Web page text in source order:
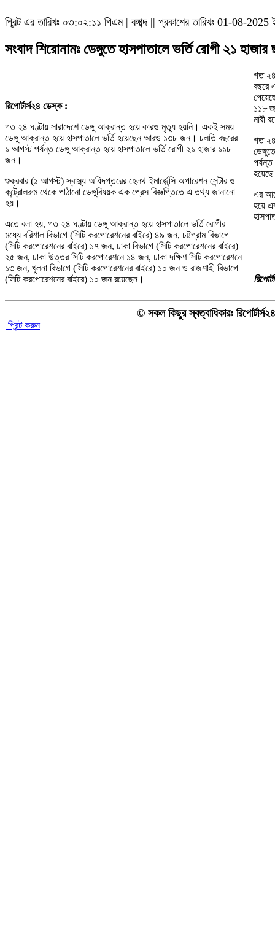
প্রিন্ট এর তারিখঃ ০৩:০২:১১ পিএম| বঙ্গাব্দ || প্রকাশের তারিখঃ 01-08-2025
সংবাদ শিরোনামঃ ডেঙ্গুতে হাসপাতালে ভর্তি রোগী ২১ হাজার
রিপোর্টার্স২৪ ডেস্ক :
গত ২৪ ঘণ্টায় সারাদেশে ডেঙ্গু আক্রান্ত হয়ে কারও মৃত্যু হয়নি। একই সময়
ডেঙ্গু আক্রান্ত হয়ে হাসপাতালে ভর্তি হয়েছেন আরও ১৩৮ জন। চলতি বছরের
১ আগস্ট পর্যন্ত ডেঙ্গু আক্রান্ত হয়ে হাসপাতালে ভর্তি রোগী ২১ হাজার ১১৮
জন।
শুক্রবার (১ আগস্ট) স্বাস্থ্য অধিদপ্তরের হেলথ ইমার্জেন্সি অপারেশন সেন্টার ও
কন্ট্রোলরুম থেকে পাঠানো ডেঙ্গুবিষয়ক এক প্রেস বিজ্ঞপ্তিতে এ তথ্য জানানো
হয়।
এতে বলা হয়, গত ২৪ ঘণ্টায় ডেঙ্গু আক্রান্ত হয়ে হাসপাতালে ভর্তি রোগীর
মধ্যে বরিশাল বিভাগে (সিটি করপোরেশনের বাইরে) ৪৯ জন, চট্টগ্রাম বিভাগে
(সিটি করপোরেশনের বাইরে) ১৭ জন, ঢাকা বিভাগে (সিটি করপোরেশনের বাইরে)
২৫ জন, ঢাকা উত্তর সিটি করপোরেশনে ১৪ জন, ঢাকা দক্ষিণ সিটি করপোরেশনে
১৩ জন, খুলনা বিভাগে (সিটি করপোরেশনের বাইরে) ১০ জন ও রাজশাহী বিভাগে
(সিটি করপোরেশনের বাইরে) ১০ জন রয়েছেন।
গত ২৪
বছরে
১১৮
গত ২৪
এর
হয়ে
© সকল কিছুর স্বত্বাধিকারঃ
প্রিন্ট করুন